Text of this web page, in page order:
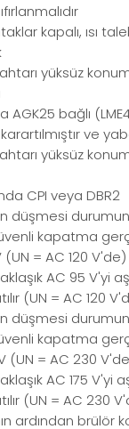
kapalı, ısı
yüksüz
AGK25 bağlı
ve
yüksüz
CPI veya DBR2
düşmesi
kapatma
(UN = AC 120 V'de)
AC 95 V'yi
(UN = AC 120
düşmesi
kapatma
(UN = AC 230
AC 175 V'yi
(UN = AC 230
ardından brülör